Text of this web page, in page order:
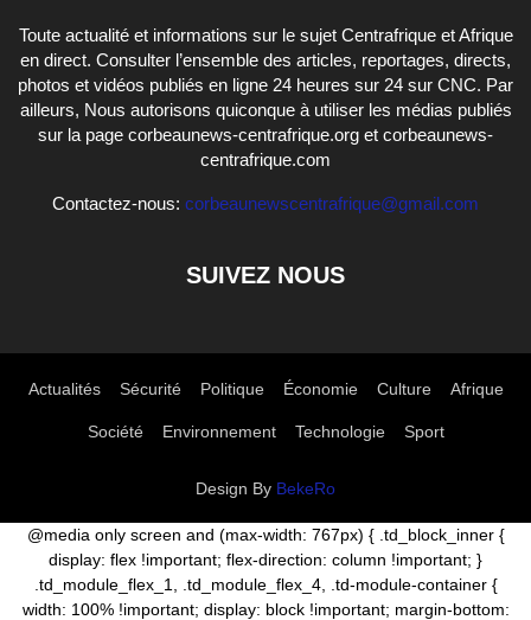
Toute actualité et informations sur le sujet Centrafrique et Afrique
en direct. Consulter l’ensemble des articles, reportages, directs,
photos et vidéos publiés en ligne 24 heures sur 24 sur CNC. Par
ailleurs, Nous autorisons quiconque à utiliser les médias publiés
sur la page corbeaunews-centrafrique.org et corbeaunews-
centrafrique.com
Contactez-nous: corbeaunewscentrafrique@gmail.com
SUIVEZ NOUS
Actualités Sécurité Politique Économie Culture Afrique
Société Environnement Technologie Sport
Design By BekeRo
@media only screen and (max-width: 767px) { .td_block_inner {
display: flex !important; flex-direction: column !important; }
.td_module_flex_1, .td_module_flex_4, .td-module-container {
width: 100% !important; display: block !important; margin-bottom: